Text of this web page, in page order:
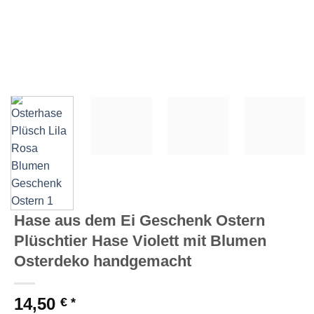
Hase aus dem Ei Geschenk Ostern
Plüschtier Hase Violett mit Blumen
Osterdeko handgemacht
14,50 €